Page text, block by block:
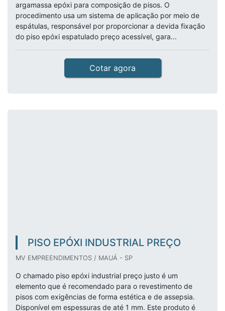
argamassa epóxi para composição de pisos. O
procedimento usa um sistema de aplicação por meio de
espátulas, responsável por proporcionar a devida fixação
do piso epóxi espatulado preço acessível, gara...
Cotar agora
PISO EPÓXI INDUSTRIAL PREÇO
MV EMPREENDIMENTOS / MAUÁ - SP
O chamado piso epóxi industrial preço justo é um
elemento que é recomendado para o revestimento de
pisos com exigências de forma estética e de assepsia.
Disponível em espessuras de até 1 mm. Este produto é